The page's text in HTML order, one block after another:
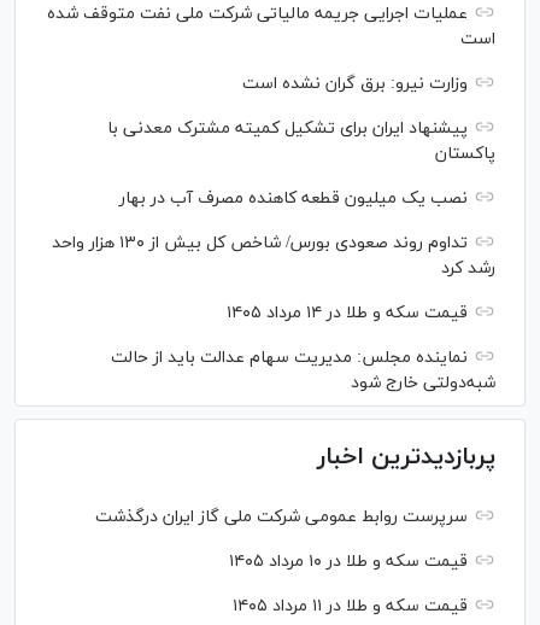
عملیات اجرایی جریمه مالیاتی شرکت ملی نفت متوقف شده
است
وزارت نیرو: برق گران نشده است
پیشنهاد ایران برای تشکیل کمیته مشترک معدنی با
پاکستان
نصب یک میلیون قطعه کاهنده مصرف آب در بهار
تداوم روند صعودی بورس/ شاخص کل بیش از ۱۳۰ هزار واحد
رشد کرد
قیمت سکه و طلا در ۱۴ مرداد ۱۴۰۵
نماینده مجلس: مدیریت سهام عدالت باید از حالت
شبه‌دولتی خارج شود
پربازدیدترین اخبار
سرپرست روابط عمومی شرکت ملی گاز ایران درگذشت
قیمت سکه و طلا در ۱۰ مرداد ۱۴۰۵
قیمت سکه و طلا در ۱۱ مرداد ۱۴۰۵